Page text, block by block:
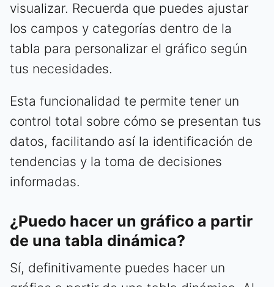
visualizar. Recuerda que puedes ajustar
los campos y categorías dentro de la
tabla para personalizar el gráfico según
tus necesidades.
Esta funcionalidad te permite tener un
control total sobre cómo se presentan tus
datos, facilitando así la identificación de
tendencias y la toma de decisiones
informadas.
¿Puedo hacer un gráfico a partir
de una tabla dinámica?
Sí, definitivamente puedes hacer un